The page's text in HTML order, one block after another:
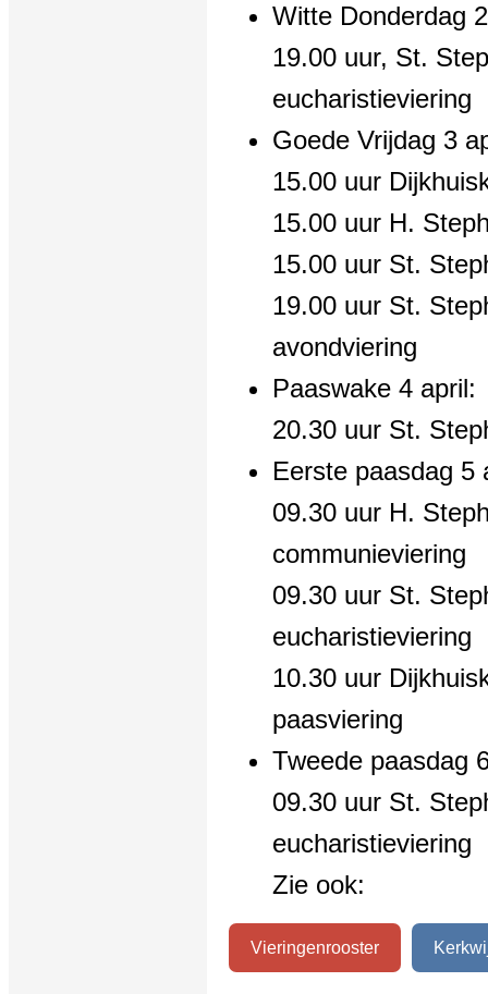
Witte Donderdag
19.00 uur, St.
eucharistieviering
Goede Vrijdag 3
15.00 uur
15.00 uur H.
15.00 uur St.
19.00 uur St.
avondviering
Paaswake 4 april:
20.30 uur St.
Eerste paasdag 5
09.30 uur H.
communieviering
09.30 uur St.
eucharistieviering
10.30 uur
paasviering
Tweede paasdag
09.30 uur St.
eucharistieviering
Zie ook:
Vieringenrooster